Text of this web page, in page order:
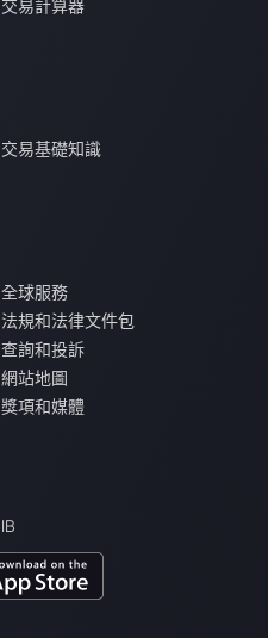
交易計算器
交易基礎知識
全球服務
法規和法律文件包
查詢和投訴
網站地圖
獎項和媒體
IB